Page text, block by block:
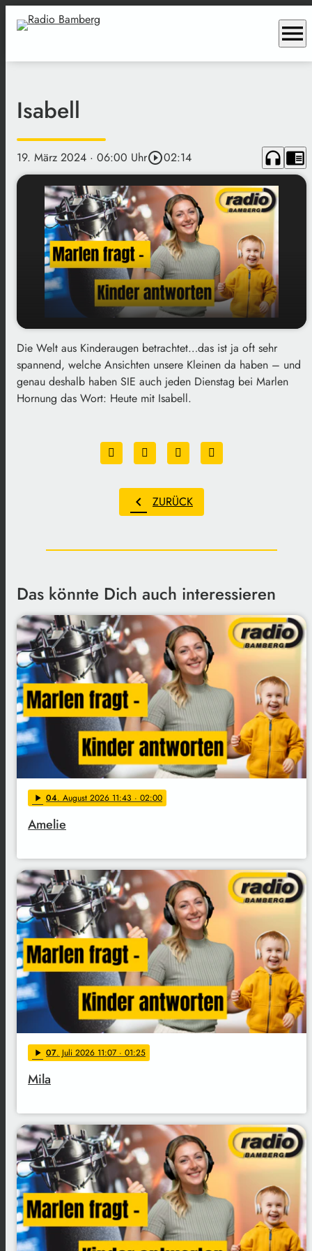
menu
Isabell
19. März 2024 · 06:00 Uhrplay_circle_outline02:14 headphones chrome_reader_mode
play_arrow Isabell
00:00 02:14
Die Welt aus Kinderaugen betrachtet…das ist ja oft sehr
spannend, welche Ansichten unsere Kleinen da haben – und
genau deshalb haben SIE auch jeden Dienstag bei Marlen
Hornung das Wort: Heute mit Isabell.
chevron_left ZURÜCK
Das könnte Dich auch interessieren
play_arrow 04. August 2026 11:43 · 02:00
Amelie
play_arrow 07. Juli 2026 11:07 · 01:25
Mila